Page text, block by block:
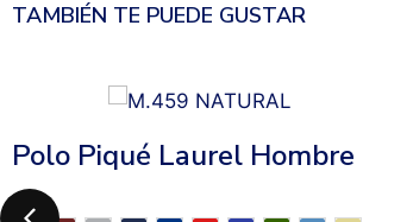
TAMBIÉN TE PUEDE GUSTAR
Polo Piqué Laurel Hombre